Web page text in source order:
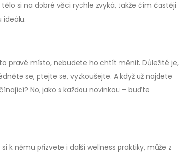
si na dobré věci rychle zvyká, takže čím častěji
ideálu.
pravé místo, nebudete ho chtít měnit. Důležité je,
se, ptejte se, vyzkoušejte. A když už najdete
No, jako s každou novinkou – buďte
k němu přizvete i další wellness praktiky, může z